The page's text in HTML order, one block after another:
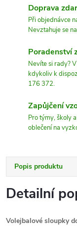
Doprava
Při objednávce
Nevztahuje se
Poradenství
Nevíte si rady?
kdykoliv k
176 372.
Zapůjčení
Pro týmy, školy
oblečení na
Popis produktu
Detailní
Volejbalové sloupky